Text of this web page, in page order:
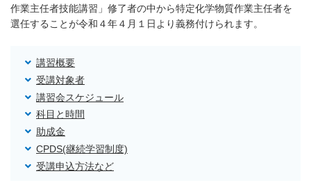
作業主任者技能講習」修了者の中から特定化学物質作業主任者を
選任することが令和４年４月１日より義務付けられます。
講習概要
受講対象者
講習会スケジュール
科目と時間
助成金
CPDS(継続学習制度)
受講申込方法など